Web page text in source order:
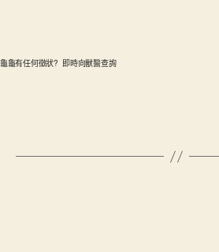
龜龜有任何徵狀? 即時向獸醫查詢